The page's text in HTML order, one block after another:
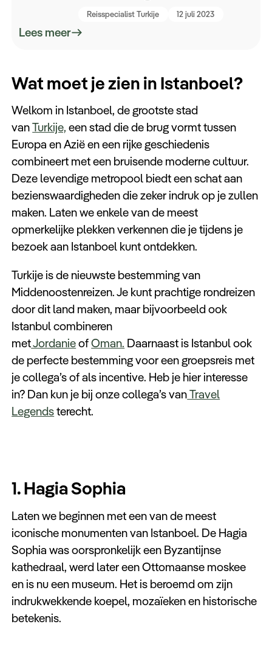
Reisspecialist Turkije 12 juli 2023
Lees meer
Wat moet je zien in Istanboel?
Welkom in Istanboel, de grootste stad
vanTurkije, een stad die de brug vormt tussen
Europa en Azië en een rijke geschiedenis
combineert met een bruisende moderne cultuur.
Deze levendige metropool biedt een schat aan
bezienswaardigheden die zeker indruk op je zullen
maken. Laten we enkele van de meest
opmerkelijke plekken verkennen die je tijdens je
bezoek aan Istanboel kunt ontdekken.
Turkije is de nieuwste bestemming van
Middenoostenreizen. Je kunt prachtige rondreizen
door dit land maken, maar bijvoorbeeld ook
Istanbul combineren
metJordanieofOman. Daarnaast is Istanbul ook
de perfecte bestemming voor een groepsreis met
je collega’s of als incentive. Heb je hier interesse
in? Dan kun je bij onze collega’s vanTravel
Legendsterecht.
1. Hagia Sophia
Laten we beginnen met een van de meest
iconische monumenten van Istanboel. De Hagia
Sophia was oorspronkelijk een Byzantijnse
kathedraal, werd later een Ottomaanse moskee
en is nu een museum. Het is beroemd om zijn
indrukwekkende koepel, mozaïeken en historische
betekenis.